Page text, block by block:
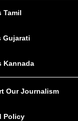
Tamil
Gujarati
Kannada
Our Journalism
Policy